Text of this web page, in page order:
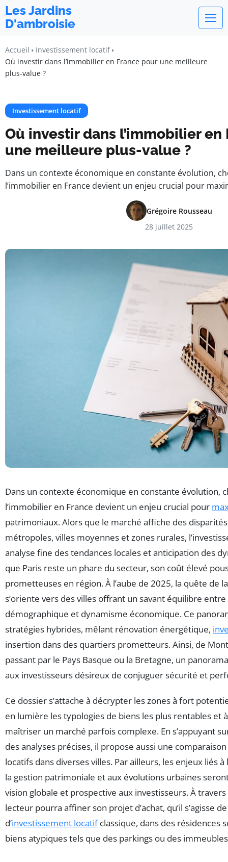
Les Jardins
D'ambroisie
Accueil
Investissement locatif
Où investir dans l’immobilier en France pour une meilleure
plus-value ?
Investissement locatif
Où investir dans l’immobilier en
une meilleure plus-value ?
Dans un contexte économique en constante évolution,
l’immobilier en France devient un enjeu crucial pour
Grégoire Rousseau
28 juillet 2025
Dans un contexte économique en constante évolution,
l’immobilier en France devient un enjeu crucial pour
patrimoniaux. Alors que le marché affiche des
métropoles, villes moyennes et zones rurales,
analyse fine des tendances locales et anticipation des
que Paris reste un phare du secteur, son coût élevé
prometteuses en région. À l’aube de 2025, la quête de
s’oriente vers des villes offrant un savant équilibre
démographique et dynamisme économique. Ce
stratégies hybrides, mêlant rénovation énergétique,
insertion dans des quartiers prometteurs. Ainsi, de
passant par le Pays Basque ou la Bretagne, un
aux investisseurs désireux de conjuguer sécurité et
Ce dossier s’attache à décrypter les zones à fort
en lumière les typologies de biens les plus rentables et
maîtriser un marché parfois complexe. En s’appuyant
des analyses précises, il propose aussi une
locatifs dans diverses villes. Par ailleurs, les enjeux liés
la gestion patrimoniale et aux évolutions urbaines
vision globale et prospective aux investisseurs. À
lecteur pourra affiner son projet d’achat, qu’il s’agisse
d’investissement locatifclassique, dans des résidences
biens atypiques tels que des parkings ou des